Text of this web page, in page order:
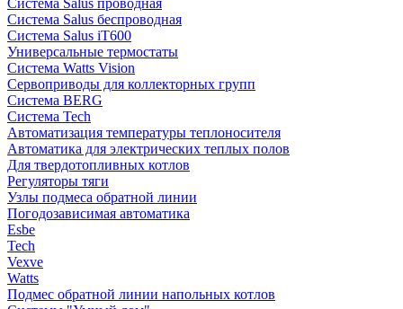
Система Salus беспроводная
Система Salus iT600
Универсальные термостаты
Система Watts Vision
Сервоприводы для коллекторных групп
Система BERG
Система Tech
Автоматизация температуры теплоносителя
Автоматика для электрических теплых полов
Для твердотопливных котлов
Регуляторы тяги
Узлы подмеса обратной линии
Погодозависимая автоматика
Esbe
Tech
Vexve
Watts
Подмес обратной линии напольных котлов